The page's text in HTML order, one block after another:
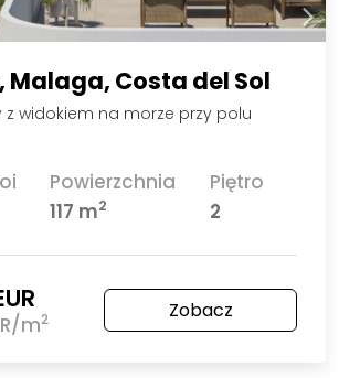
Malaga, Costa del Sol
widokiem na morze przy polu
Powierzchnia
117 m2
Piętro
2
m2 Zobacz